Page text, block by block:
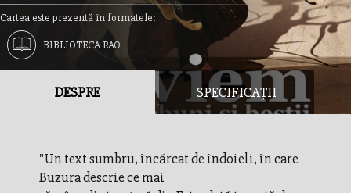
Cartea este prezentă în formatele:
BIBLIOTECA RAO
DESPRE SPECIFICAȚII
"Un text sumbru, încărcat de îndoieli, în care
Buzura descrie ce mai